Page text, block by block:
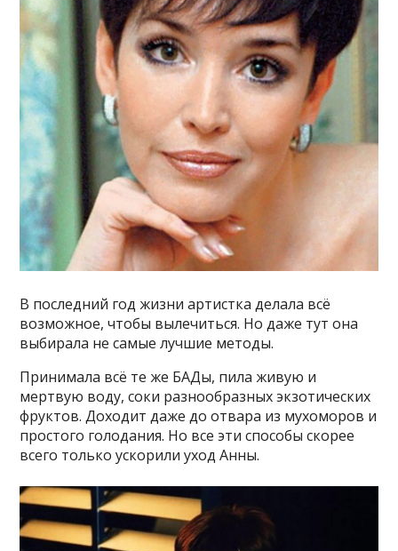
В последний год жизни артистка делала всё
возможное, чтобы вылечиться. Но даже тут она
выбирала не самые лучшие методы.
Принимала всё те же БАДы, пила живую и
мертвую воду, соки разнообразных экзотических
фруктов. Доходит даже до отвара из мухоморов и
простого голодания. Но все эти способы скорее
всего только ускорили уход Анны.